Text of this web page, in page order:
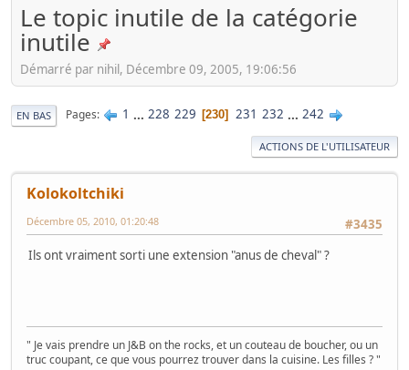
Le topic inutile de la catégorie
inutile
Démarré par nihil, Décembre 09, 2005, 19:06:56
EN BAS Pages 1 ... 228 229 230 231 232 ... 242
ACTIONS DE L'UTILISATEUR
Kolokoltchiki
#3435
Décembre 05, 2010, 01:20:48
Ils ont vraiment sorti une extension "anus de cheval" ?
" Je vais prendre un J&B on the rocks, et un couteau de boucher, ou un
truc coupant, ce que vous pourrez trouver dans la cuisine. Les filles ? "